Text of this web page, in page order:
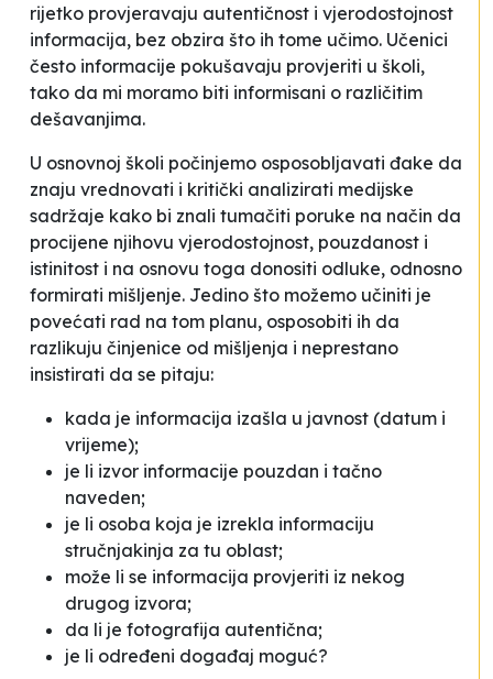
rijetko provjeravaju autentičnost i vjerodostojnost
informacija, bez obzira što ih tome učimo. Učenici
često informacije pokušavaju provjeriti u školi,
tako da mi moramo biti informisani o različitim
dešavanjima.
U osnovnoj školi počinjemo osposobljavati đake da
znaju vrednovati i kritički analizirati medijske
sadržaje kako bi znali tumačiti poruke na način da
procijene njihovu vjerodostojnost, pouzdanost i
istinitost i na osnovu toga donositi odluke, odnosno
formirati mišljenje. Jedino što možemo učiniti je
povećati rad na tom planu, osposobiti ih da
razlikuju činjenice od mišljenja i neprestano
insistirati da se pitaju:
kada je informacija izašla u javnost (datum i
vrijeme);
je li izvor informacije pouzdan i tačno
naveden;
je li osoba koja je izrekla informaciju
stručnjakinja za tu oblast;
može li se informacija provjeriti iz nekog
drugog izvora;
da li je fotografija autentična;
je li određeni događaj moguć?